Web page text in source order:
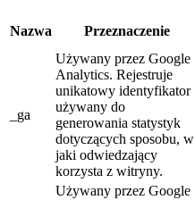
Nazwa Przeznaczenie
_ga
Używany przez Google
Analytics. Rejestruje
unikatowy identyfikator
używany do
generowania statystyk
dotyczących sposobu, w
jaki odwiedzający
korzysta z witryny.
Używany przez Google